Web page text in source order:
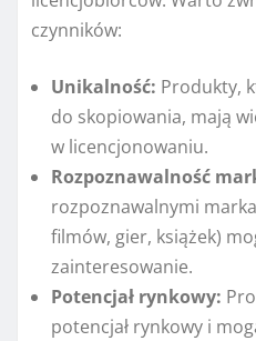
czynników:
Unikalność: Produkty,
do skopiowania, mają
w licencjonowaniu.
Rozpoznawalność
rozpoznawalnymi
filmów, gier, książek)
zainteresowanie.
Potencjał rynkowy:
potencjał rynkowy i